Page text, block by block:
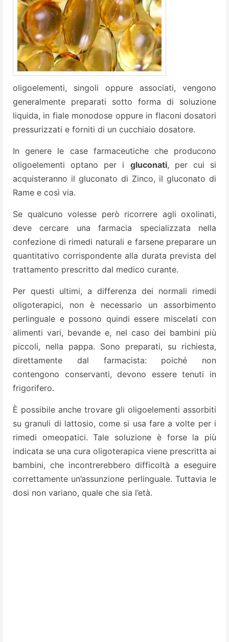
oligoelementi, singoli oppure associati, vengono
generalmente preparati sotto forma di soluzione
liquida, in fiale monodose oppure in flaconi dosatori
pressurizzati e forniti di un cucchiaio dosatore.
In genere le case farmaceutiche che producono
oligoelementi optano per i gluconati, per cui si
acquisteranno il gluconato di Zinco, il gluconato di
Rame e così via.
Se qualcuno volesse però ricorrere agli oxolinati,
deve cercare una farmacia specializzata nella
confezione di rimedi naturali e farsene preparare un
quantitativo corrispondente alla durata prevista del
trattamento prescritto dal medico curante.
Per questi ultimi, a differenza dei normali rimedi
oligoterapici, non è necessario un assorbimento
perlinguale e possono quindi essere miscelati con
alimenti vari, bevande e, nel caso dei bambini più
piccoli, nella pappa. Sono preparati, su richiesta,
direttamente dal farmacista: poiché non
contengono conservanti, devono essere tenuti in
frigorifero.
È possibile anche trovare gli oligoelementi assorbiti
su granuli di lattosio, come si usa fare a volte per i
rimedi omeopatici. Tale soluzione è forse la più
indicata se una cura oligoterapica viene prescritta ai
bambini, che incontrerebbero difficoltà a eseguire
correttamente un’assunzione perlinguale. Tuttavia le
dosi non variano, quale che sia l’età.